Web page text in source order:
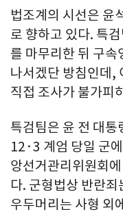
법조계의 시선은 윤
로 향하고 있다. 특
를 마무리한 뒤 구속
나서겠단 방침인데,
직접 조사가 불가피
특검팀은 윤 전 대통
12·3 계엄 당일 군
앙선거관리위원회
다. 군형법상 반란
우두머리는 사형 외